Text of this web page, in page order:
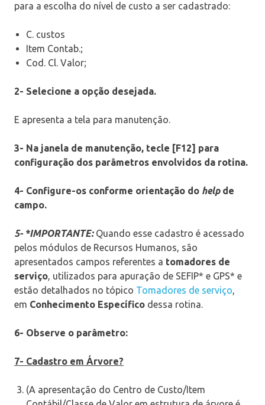
para a escolha do nível de custo a ser cadastrado:
C. custos
Item Contab.;
Cod. Cl. Valor;
2- Selecione a opção desejada.
E apresenta a tela para manutenção.
3- Na janela de manutenção, tecle [F12] para
configuração dos parâmetros envolvidos da rotina.
4- Configure-os conforme orientação do helpde
campo.
5- *IMPORTANTE:Quando esse cadastro é acessado
pelos módulos de Recursos Humanos, são
apresentados campos referentes a tomadores de
serviço, utilizados para apuração de SEFIP* e GPS* e
estão detalhados no tópico Tomadores de serviço,
em Conhecimento Específico dessa rotina.
6- Observe o parâmetro:
7- Cadastro em Árvore?
(A apresentação do Centro de Custo/Item